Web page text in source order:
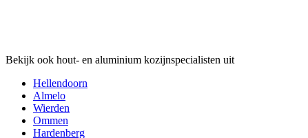
Bekijk ook hout- en aluminium kozijnspecialisten uit
Hellendoorn
Almelo
Wierden
Ommen
Hardenberg